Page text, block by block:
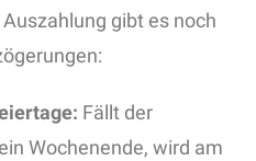
gibt es noch
Fällt der
Wochenende, wird am